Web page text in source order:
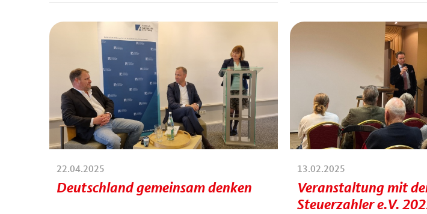
22.04.2025
Deutschland gemeinsam denken
13.02.2025
Veranstaltung mit
Steuerzahler e.V.